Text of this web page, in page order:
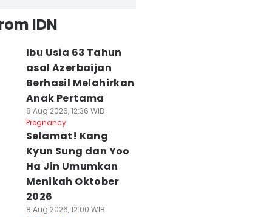
IDN
Ibu Usia 63 Tahun
asal Azerbaijan
Berhasil Melahirkan
Anak Pertama
8 Aug 2026, 12:36 WIB
Pregnancy
Selamat! Kang
Kyun Sung dan Yoo
Ha Jin Umumkan
Menikah Oktober
2026
8 Aug 2026, 12:00 WIB